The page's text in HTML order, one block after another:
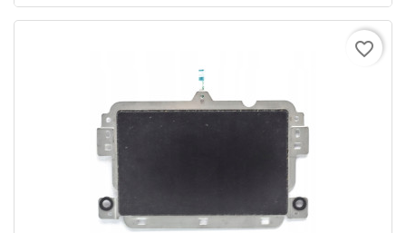
favorite_border